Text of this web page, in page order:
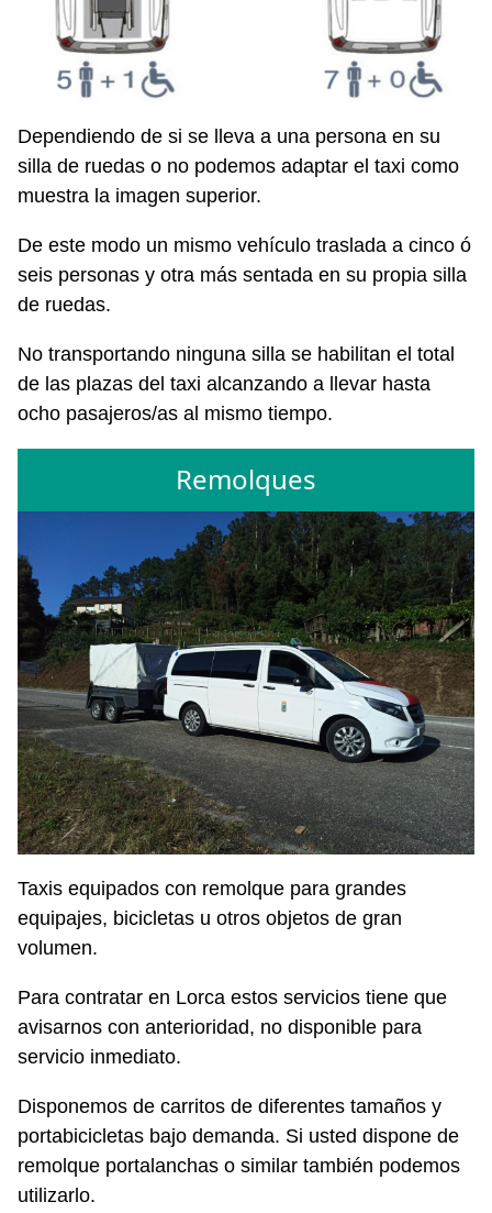
Dependiendo de si se lleva a una persona en su
silla de ruedas o no podemos adaptar el taxi como
muestra la imagen superior.
De este modo un mismo vehículo traslada a cinco ó
seis personas y otra más sentada en su propia silla
de ruedas.
No transportando ninguna silla se habilitan el total
de las plazas del taxi alcanzando a llevar hasta
ocho pasajeros/as al mismo tiempo.
Remolques
Taxis equipados con remolque para grandes
equipajes, bicicletas u otros objetos de gran
volumen.
Para contratar en Lorca estos servicios tiene que
avisarnos con anterioridad, no disponible para
servicio inmediato.
Disponemos de carritos de diferentes tamaños y
portabicicletas bajo demanda. Si usted dispone de
remolque portalanchas o similar también podemos
utilizarlo.